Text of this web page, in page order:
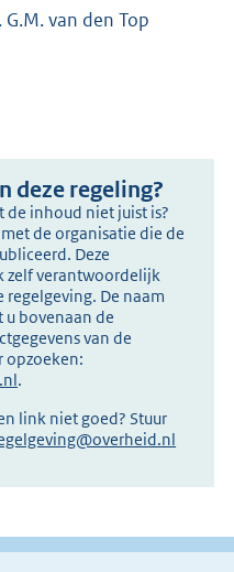
G.M. van den Top
deze regeling?
de inhoud niet juist is?
de organisatie die de
Deze
zelf verantwoordelijk
De naam
u bovenaan de
van de
opzoeken:
.
link niet goed? Stuur